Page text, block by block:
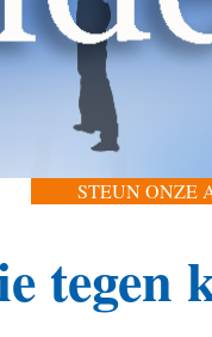
STEUN ONZE
tegen